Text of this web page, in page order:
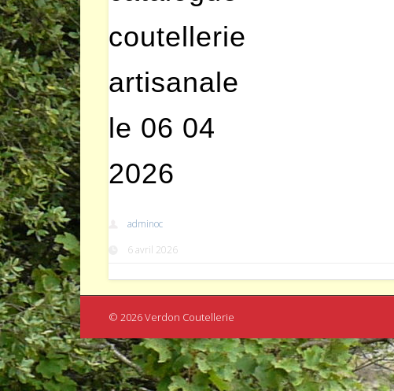
coutellerie
artisanale
le 06 04
2026
adminoc
6 avril 2026
© 2026 Verdon Coutellerie